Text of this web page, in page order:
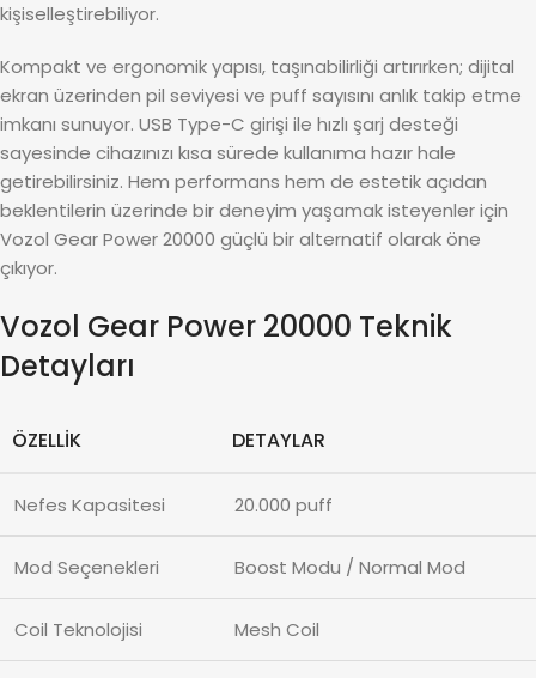
kişiselleştirebiliyor.
Kompakt ve ergonomik yapısı, taşınabilirliği artırırken; dijital
ekran üzerinden pil seviyesi ve puff sayısını anlık takip etme
imkanı sunuyor. USB Type-C girişi ile hızlı şarj desteği
sayesinde cihazınızı kısa sürede kullanıma hazır hale
getirebilirsiniz. Hem performans hem de estetik açıdan
beklentilerin üzerinde bir deneyim yaşamak isteyenler için
Vozol Gear Power 20000 güçlü bir alternatif olarak öne
çıkıyor.
Vozol Gear Power 20000 Teknik
Detayları
ÖZELLIK DETAYLAR
Nefes Kapasitesi 20.000 puff
Mod Seçenekleri Boost Modu / Normal Mod
Coil Teknolojisi Mesh Coil